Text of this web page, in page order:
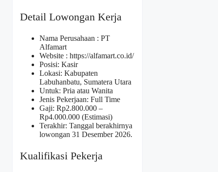
Detail Lowongan Kerja
Nama Perusahaan : PT
Alfamart
Website : https://alfamart.co.id/
Posisi: Kasir
Lokasi: Kabupaten
Labuhanbatu, Sumatera Utara
Untuk: Pria atau Wanita
Jenis Pekerjaan: Full Time
Gaji: Rp2.800.000 –
Rp4.000.000 (Estimasi)
Terakhir: Tanggal berakhirnya
lowongan 31 Desember 2026.
Kualifikasi Pekerja